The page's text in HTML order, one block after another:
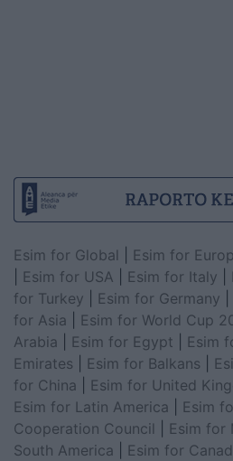
Esim for Global Esim for
Esim for USA Esim for Italy
for Turkey
Esim for Germany
for Asia
Esim for World Cup
Arabia
Esim for Egypt
Esim
Emirates
Esim for Balkans
for China
Esim for United
Esim for Latin America
Esim
Cooperation Council
Esim for
South America
Esim for